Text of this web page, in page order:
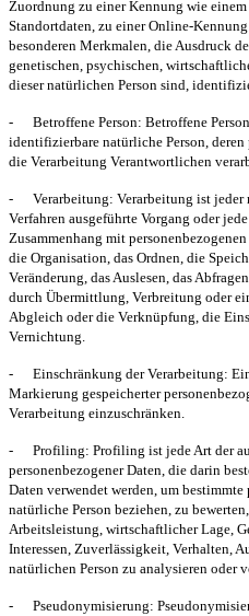
Zuordnung zu einer Kennung wie
Standortdaten, zu einer Online-
besonderen Merkmalen, die Ausdruck
genetischen, psychischen,
dieser natürlichen Person sind,
- Betroffene Person: Betroffene
identifizierbare natürliche Person,
die Verarbeitung Verantwortlichen
- Verarbeitung: Verarbeitung ist
Verfahren ausgeführte Vorgang oder
Zusammenhang mit
die Organisation, das Ordnen, die
Veränderung, das Auslesen, das
durch Übermittlung, Verbreitung oder
Abgleich oder die Verknüpfung, die
Vernichtung.
- Einschränkung der Verarbeitung:
Markierung gespeicherter
Verarbeitung einzuschränken.
- Profiling: Profiling ist jede Art der
personenbezogener Daten, die darin
Daten verwendet werden, um
natürliche Person beziehen, zu
Arbeitsleistung, wirtschaftlicher Lage,
Interessen, Zuverlässigkeit, Verhalten,
natürlichen Person zu analysieren oder
- Pseudonymisierung: